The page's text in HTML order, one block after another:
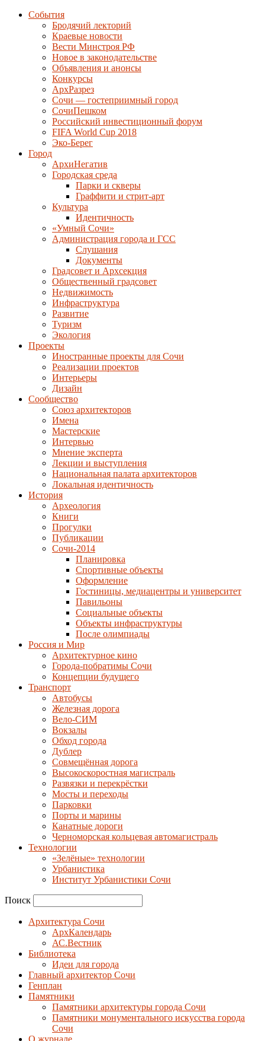
События
Бродячий лекторий
Краевые новости
Вести Минстроя РФ
Новое в законодательстве
Объявления и анонсы
Конкурсы
АрхРазрез
Сочи — гостеприимный город
СочиПешком
Российский инвестиционный форум
FIFA World Cup 2018
Эко-Берег
Город
АрхиНегатив
Городская среда
Парки и скверы
Граффити и стрит-арт
Культура
Идентичность
«Умный Сочи»
Администрация города и ГСС
Слушания
Документы
Градсовет и Архсекция
Общественный градсовет
Недвижимость
Инфраструктура
Развитие
Туризм
Экология
Проекты
Иностранные проекты для Сочи
Реализации проектов
Интерьеры
Дизайн
Сообщество
Союз архитекторов
Имена
Мастерские
Интервью
Мнение эксперта
Лекции и выступления
Национальная палата архитекторов
Локальная идентичность
История
Археология
Книги
Прогулки
Публикации
Сочи-2014
Планировка
Спортивные объекты
Оформление
Гостиницы, медиацентры и университет
Павильоны
Социальные объекты
Объекты инфраструктуры
После олимпиады
Россия и Мир
Архитектурное кино
Города-побратимы Сочи
Концепции будущего
Транспорт
Автобусы
Железная дорога
Вело-СИМ
Вокзалы
Обход города
Дублер
Совмещённая дорога
Высокоскоростная магистраль
Развязки и перекрёстки
Мосты и переходы
Парковки
Порты и марины
Канатные дороги
Черноморская кольцевая автомагистраль
Технологии
«Зелёные» технологии
Урбанистика
Институт Урбанистики Сочи
Поиск
Архитектура Сочи
АрхКалендарь
АС.Вестник
Библиотека
Идеи для города
Главный архитектор Сочи
Генплан
Памятники
Памятники архитектуры города Сочи
Памятники монументального искусства города
Сочи
О журнале